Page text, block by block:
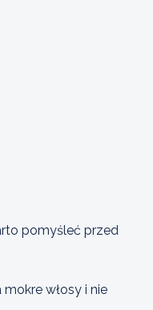
pomyśleć przed
mokre włosy i nie